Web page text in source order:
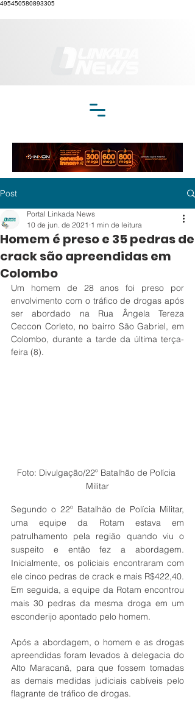
495450580893305
Post
Homem é preso e 35 pedras de
crack são apreendidas em
Colombo
Portal Linkada News
10 de jun. de 2021 1 min de leitura
Um homem de 28 anos foi preso por
envolvimento com o tráfico de drogas após
ser abordado na Rua Ângela Tereza
Ceccon Corleto, no bairro São Gabriel, em
Colombo, durante a tarde da última terça-
feira (8).
Foto: Divulgação/22º Batalhão de Polícia
Militar
Segundo o 22º Batalhão de Polícia Militar,
uma equipe da Rotam estava em
patrulhamento pela região quando viu o
suspeito e então fez a abordagem.
Inicialmente, os policiais encontraram com
ele cinco pedras de crack e mais R$422,40.
Em seguida, a equipe da Rotam encontrou
mais 30 pedras da mesma droga em um
esconderijo apontado pelo homem.
Após a abordagem, o homem e as drogas
apreendidas foram levados à delegacia do
Alto Maracanã, para que fossem tomadas
as demais medidas judiciais cabíveis pelo
flagrante de tráfico de drogas.